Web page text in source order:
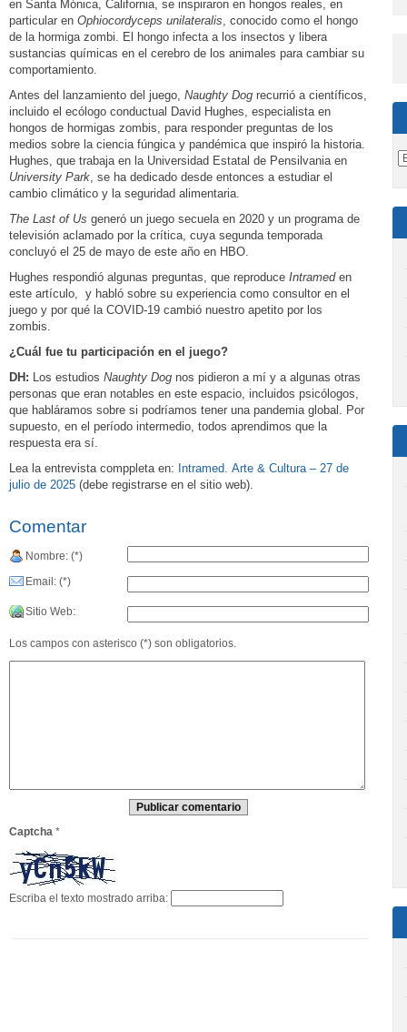
en Santa Mónica, California, se inspiraron en hongos reales, en
particular en Ophiocordyceps unilateralis, conocido como el hongo
de la hormiga zombi. El hongo infecta a los insectos y libera
sustancias químicas en el cerebro de los animales para cambiar su
comportamiento.
Antes del lanzamiento del juego, Naughty Dog recurrió a científicos,
incluido el ecólogo conductual David Hughes, especialista en
hongos de hormigas zombis, para responder preguntas de los
medios sobre la ciencia fúngica y pandémica que inspiró la historia.
Hughes, que trabaja en la Universidad Estatal de Pensilvania en
University Park, se ha dedicado desde entonces a estudiar el
cambio climático y la seguridad alimentaria.
The Last of Us generó un juego secuela en 2020 y un programa de
televisión aclamado por la crítica, cuya segunda temporada
concluyó el 25 de mayo de este año en HBO.
Hughes respondió algunas preguntas, que reproduce Intrameden
este artículo, y habló sobre su experiencia como consultor en el
juego y por qué la COVID-19 cambió nuestro apetito por los
zombis.
¿Cuál fue tu participación en el juego?
DH: Los estudios Naughty Dog nos pidieron a mí y a algunas otras
personas que eran notables en este espacio, incluidos psicólogos,
que habláramos sobre si podríamos tener una pandemia global. Por
supuesto, en el período intermedio, todos aprendimos que la
respuesta era sí.
Lea la entrevista comppleta en: Intramed. Arte & Cultura – 27 de
julio de 2025 (debe registrarse en el sitio web).
Comentar
Nombre: (*)
Email: (*)
Sitio Web:
Los campos con asterisco (*) son obligatorios.
Captcha *
Escriba el texto mostrado arriba: